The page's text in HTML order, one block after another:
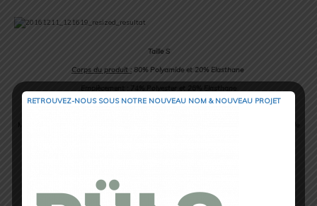
Taille S
Corps du produit : 80% Polyamide et 20% Elasthane
Couleur :Dominance Noire
RETROUVEZ-NOUS SOUS NOTRE NOUVEAU NOM & NOUVEAU PROJET